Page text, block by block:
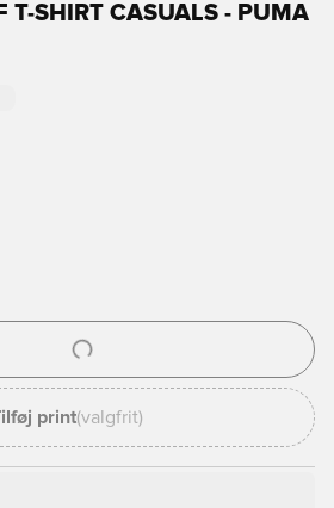
T-SHIRT CASUALS - PUMA
ind eller tilmelde dig som medlem
print(valgfrit)